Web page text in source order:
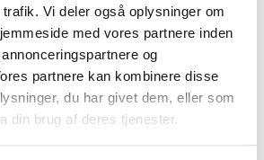
Vi deler også oplysninger om
med vores partnere inden
og
partnere kan kombinere disse
du har givet dem, eller som
din brug af deres tjenester.
DKK66,00